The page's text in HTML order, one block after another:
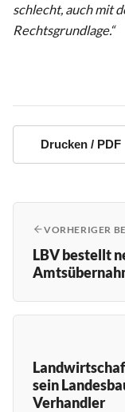
schlecht, auch mit
Rechtsgrundlage.“
Drucken / PDF
VORHERIGER
LBV bestellt
sein
Verhandler